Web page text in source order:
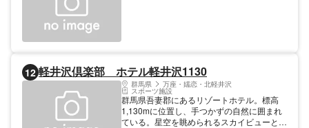
12 軽井沢倶楽部 ホテル軽井沢1130
群馬県 万座・嬬恋・北軽井沢
スポーツ施設
群馬県吾妻郡にあるリゾートホテル。標高
1,130mに位置し、手つかずの自然に囲まれ
ている。星空を眺められるスカイビューと浅